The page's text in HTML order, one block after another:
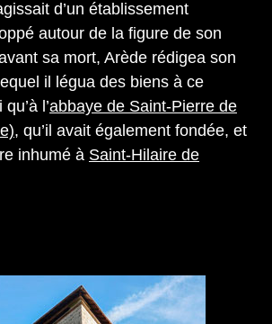
d’un établissement
autour de la figure de son
sa mort, Arède rédigea son
il légua des biens à ce
l’abbaye de Saint-Pierre de
, qu’il avait également fondée, et
inhumé à Saint-Hilaire de